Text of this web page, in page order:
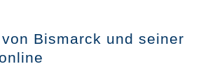
Bismarck und seiner